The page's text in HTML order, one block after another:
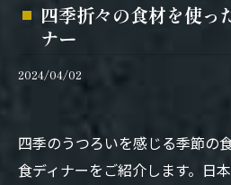
四季折々の食材を使っ
ナー
2024/04/02
四季のうつろいを感じる季節の
食ディナーをご紹介します。日